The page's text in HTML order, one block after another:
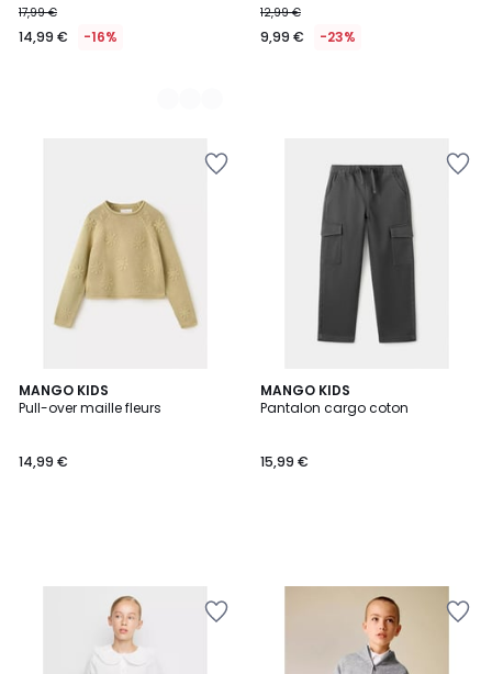
17,99 €
14,99 € -16%
12,99 €
9,99 € -23%
MANGO KIDS
Pull-over maille fleurs
14,99 €
MANGO KIDS
Pantalon cargo coton
15,99 €